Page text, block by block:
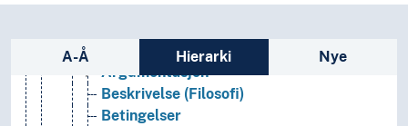
Sidefelt: navigér i vokabularet
A-Å Hierarki Nye
Analogi (Filosofi)
Argumentasjon
Beskrivelse (Filosofi)
Betingelser